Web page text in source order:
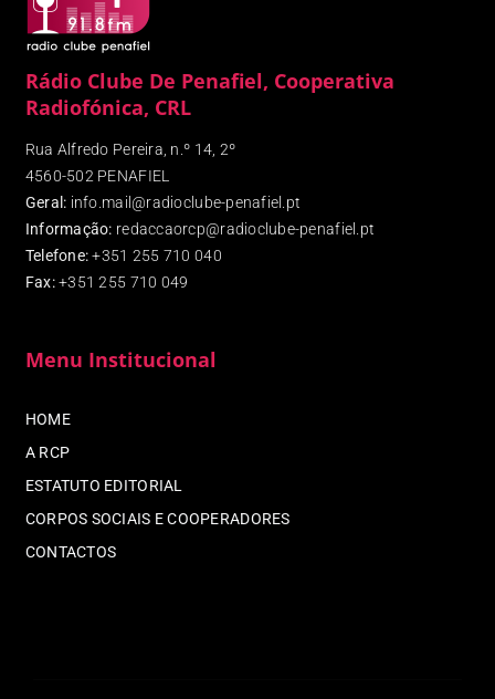
Rádio Clube De Penafiel, Cooperativa
Radiofónica, CRL
Rua Alfredo Pereira, n.º 14, 2º
4560-502 PENAFIEL
Geral: info.mail@radioclube-penafiel.pt
Informação: redaccaorcp@radioclube-penafiel.pt
Telefone: +351 255 710 040
Fax:+351 255 710 049
Menu Institucional
HOME
A RCP
ESTATUTO EDITORIAL
CORPOS SOCIAIS E COOPERADORES
CONTACTOS